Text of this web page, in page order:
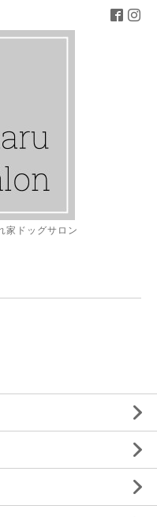
家ドッグサロン